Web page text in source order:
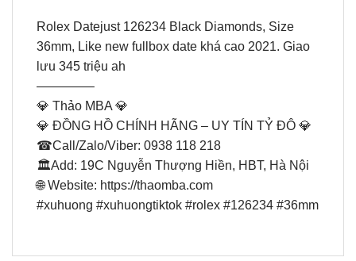
Rolex Datejust 126234 Black Diamonds, Size
36mm, Like new fullbox date khá cao 2021. Giao
lưu 345 triệu ah
————–
💎 Thảo MBA 💎
💎 ĐỒNG HỒ CHÍNH HÃNG – UY TÍN TỶ ĐÔ 💎
☎Call/Zalo/Viber: 0938 118 218
🏛Add: 19C Nguyễn Thượng Hiền, HBT, Hà Nội
🌐 Website: https://thaomba.com
#xuhuong #xuhuongtiktok #rolex #126234 #36mm